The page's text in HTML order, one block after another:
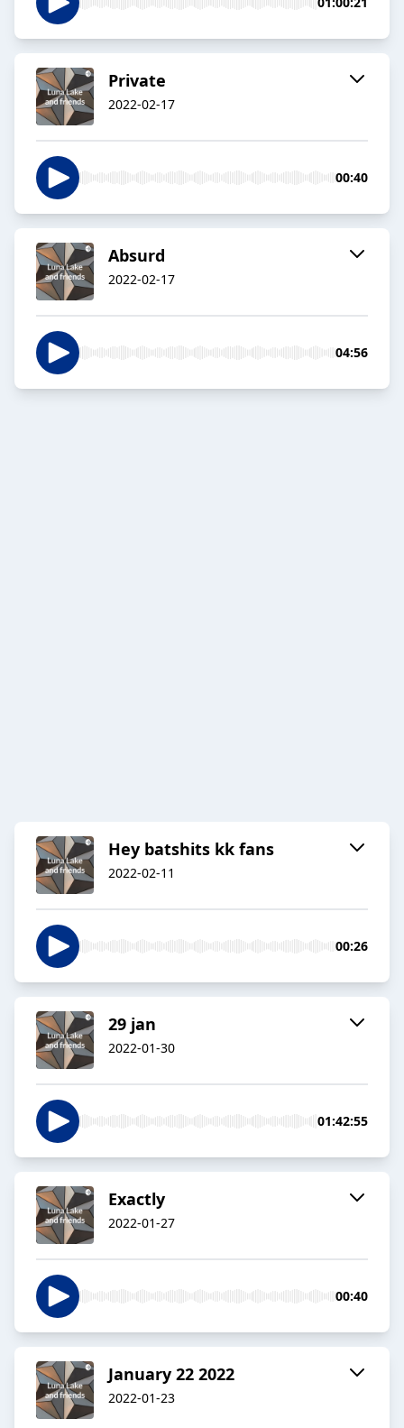
Private
2022-02-17
00:40
Absurd
2022-02-17
04:56
Hey batshits kk fans
2022-02-11
00:26
29 jan
2022-01-30
01:42:55
Exactly
2022-01-27
00:40
January 22 2022
2022-01-23